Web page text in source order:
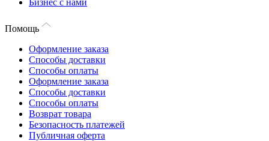
Бизнес с нами
Помощь
Оформление заказа
Способы доставки
Способы оплаты
Оформление заказа
Способы доставки
Способы оплаты
Возврат товара
Безопасность платежей
Публичная оферта